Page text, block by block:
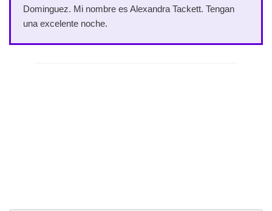
Dominguez. Mi nombre es Alexandra Tackett. Tengan
una excelente noche.